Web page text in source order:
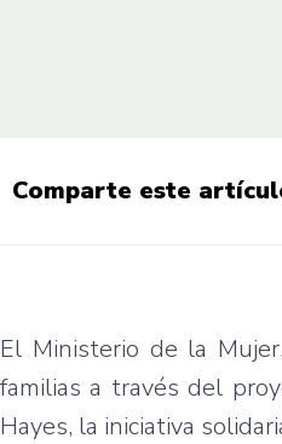
Comparte este
El Ministerio de la
familias a través del
Hayes, la iniciativa